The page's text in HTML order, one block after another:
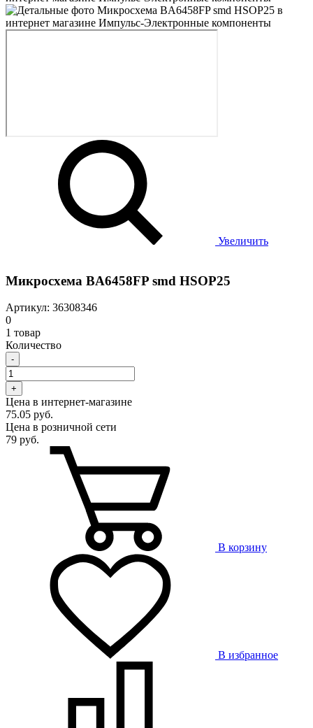
Увеличить
Микросхема BA6458FP smd HSOP25
Артикул: 36308346
0
1 товар
Количество
-
+
Цена в интернет-магазине
75.05 руб.
Цена в розничной сети
79 руб.
В корзину
В избранное